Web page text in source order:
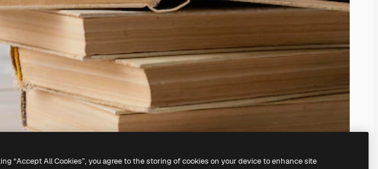
“Accept All Cookies”, you agree to the storing of cookies on your device to enhance site